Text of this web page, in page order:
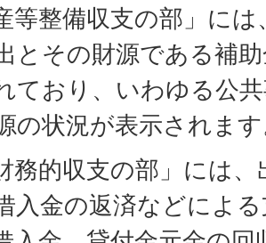
等整備収支の部」に
とその財源である補
ており、いわゆる公
の状況が表示されま
務的収支の部」には
入金の返済などによ